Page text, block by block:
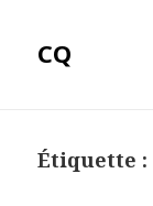
CQ
Étiquette :